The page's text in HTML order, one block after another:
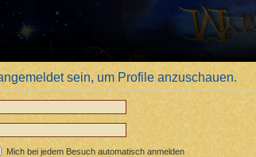
sein, um Profile anzuschauen.
Mich bei jedem Besuch automatisch anmelden